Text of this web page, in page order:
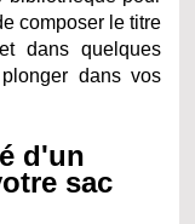
composer le titre
dans quelques
dans vos
d'un
sac